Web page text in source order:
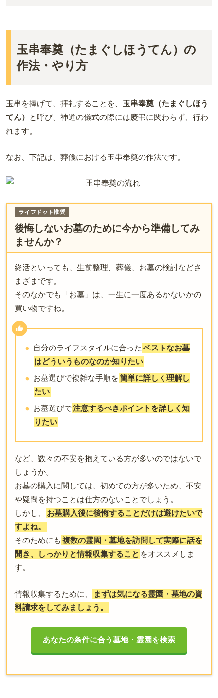
玉串奉奠（たまぐしほうてん）の
作法・やり方
玉串を捧げて、拝礼することを、 玉串奉奠（たまぐしほう
てん）
と呼び、神道の儀式の際には慶弔に関わらず、行わ
れます。
なお、下記は、葬儀における玉串奉奠の作法です。
ライフドット推奨
後悔しないお墓のために今から準備してみ
ませんか？
終活といっても、生前整理、葬儀、お墓の検討などさ
まざまです。
そのなかでも「お墓」は、一生に一度あるかないかの
買い物ですね。
自分のライフスタイルに合った ベストなお墓
はどういうものなのか知りたい
お墓選びで複雑な手順を簡単に詳しく理解し
たい
お墓選びで注意するべきポイントを詳しく知
りたい
など、数々の不安を抱えている方が多いのではないで
しょうか。
お墓の購入に関しては、初めての方が多いため、不安
や疑問を持つことは仕方のないことでしょう。
しかし、
お墓購入後に後悔することだけは避けたいで
すよね。
そのためにも 複数の霊園・墓地を訪問して実際に話を
聞き、しっかりと情報収集すること をオススメしま
す。
情報収集するために、
まずは気になる霊園・墓地の資
料請求をしてみましょう。
あなたの条件に合う墓地・霊園を検索